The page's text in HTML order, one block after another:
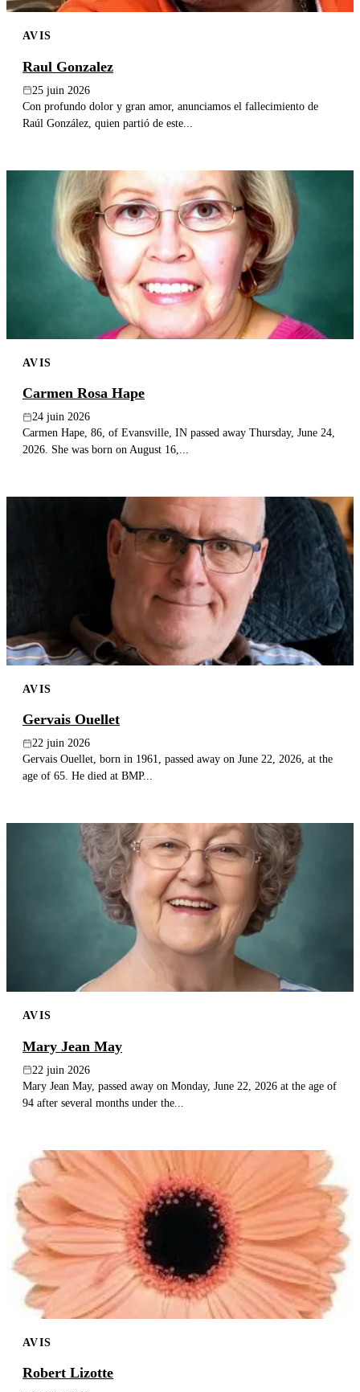
AVIS
Raul Gonzalez
25 juin 2026
Con profundo dolor y gran amor, anunciamos el fallecimiento de
Raúl González, quien partió de este...
AVIS
Carmen Rosa Hape
24 juin 2026
Carmen Hape, 86, of Evansville, IN passed away Thursday, June 24,
2026. She was born on August 16,...
AVIS
Gervais Ouellet
22 juin 2026
Gervais Ouellet, born in 1961, passed away on June 22, 2026, at the
age of 65. He died at BMP...
AVIS
Mary Jean May
22 juin 2026
Mary Jean May, passed away on Monday, June 22, 2026 at the age of
94 after several months under the...
AVIS
Robert Lizotte